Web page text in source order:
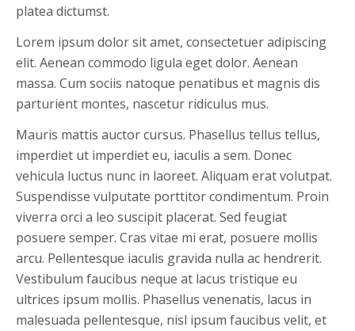
platea dictumst.
Lorem ipsum dolor sit amet, consectetuer adipiscing
elit. Aenean commodo ligula eget dolor. Aenean
massa. Cum sociis natoque penatibus et magnis dis
parturient montes, nascetur ridiculus mus.
Mauris mattis auctor cursus. Phasellus tellus tellus,
imperdiet ut imperdiet eu, iaculis a sem. Donec
vehicula luctus nunc in laoreet. Aliquam erat volutpat.
Suspendisse vulputate porttitor condimentum. Proin
viverra orci a leo suscipit placerat. Sed feugiat
posuere semper. Cras vitae mi erat, posuere mollis
arcu. Pellentesque iaculis gravida nulla ac hendrerit.
Vestibulum faucibus neque at lacus tristique eu
ultrices ipsum mollis. Phasellus venenatis, lacus in
malesuada pellentesque, nisl ipsum faucibus velit, et